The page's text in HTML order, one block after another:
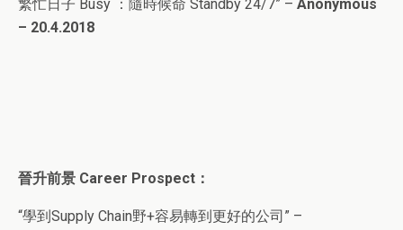
繁忙日子 Busy ：隨時候命 Standby 24/7” – Anonymous
– 20.4.2018
晉升前景 Career Prospect ：
“學到Supply Chain野+容易轉到更好的公司” –